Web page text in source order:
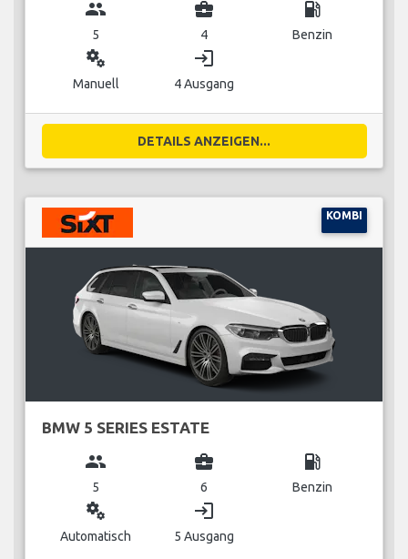
group
5
business_center
4
local_gas_station
Benzin
miscellaneous_services
Manuell
login
4 Ausgang
DETAILS ANZEIGEN...
KOMBI
BMW 5 SERIES ESTATE
group
5
business_center
6
local_gas_station
Benzin
miscellaneous_services
Automatisch
login
5 Ausgang